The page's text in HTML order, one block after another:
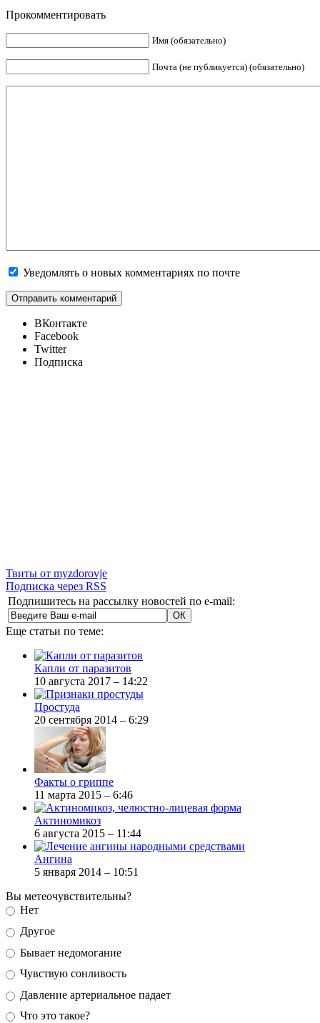
Прокомментировать
Имя (обязательно)
Почта (не публикуется) (обязательно)
Уведомлять о новых комментариях по почте
ВКонтакте
Facebook
Twitter
Подписка
Твиты от myzdorovje
Подписка через RSS
Подпишитесь на рассылку новостей по e-mail:
Еще статьи по теме:
Капли от паразитов
10 августа 2017 – 14:22
Простуда
20 сентября 2014 – 6:29
Факты о гриппе
11 марта 2015 – 6:46
Актиномикоз
6 августа 2015 – 11:44
Ангина
5 января 2014 – 10:51
Вы метеочувствительны?
Нет
Другое
Бывает недомогание
Чувствую сонливость
Давление артериальное падает
Что это такое?